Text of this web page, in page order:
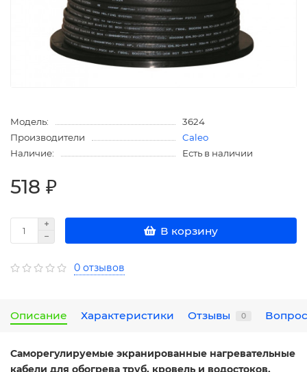
Модель:
3624
Производители
Caleo
Наличие:
Есть в наличии
518 ₽
В корзину
0 отзывов
Описание Характеристики Отзывы 0
Саморегулируемые экранированные нагревательные
кабели для обогрева труб, кровель и водостоков.